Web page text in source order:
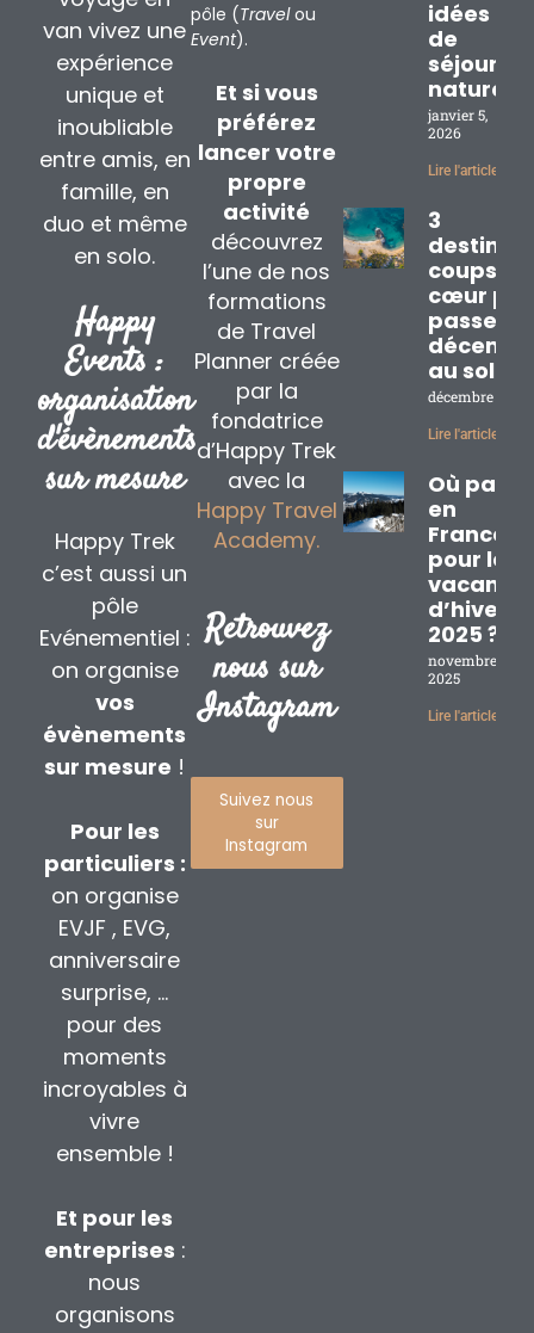
van vivez une
expérience
unique et
inoubliable
entre amis, en
famille, en
duo et même
en solo.
Happy
Events :
organisation
d'évènements
sur mesure
Happy Trek
c’est aussi un
pôle
Evénementiel :
on organise
vos
évènements
sur mesure !
Pour les
particuliers :
on organise
EVJF , EVG,
anniversaire
surprise, …
pour des
moments
incroyables à
vivre
ensemble !
Et pour les
entreprises :
nous
organisons
pôle (Travelou
Event).
Et si vous
préférez
lancer votre
propre
activité
découvrez
l’une de nos
formations
de Travel
Planner créée
par la
fondatrice
d’Happy Trek
avec la
Happy Travel
Academy.
Retrouvez
nous sur
Instagram
Suivez nous
sur
Instagram
idées
de
séjours
nature
janvier 5,
2026
Lire l'article »
3
coups de
cœur
passer
au soleil
décembre 2,
Lire l'article »
Où partir
en
France
pour les
d’hiver
2025 ?
novembre 17,
2025
Lire l'article »